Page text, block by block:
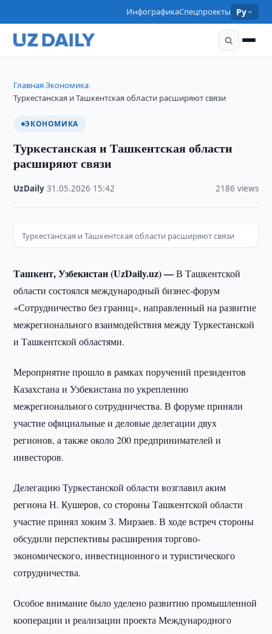
ИнфографикаСпецпроекты Ру
Главная›Экономика›
Туркестанская и Ташкентская области расширяют связи
ЭКОНОМИКА
Туркестанская и Ташкентская области
расширяют связи
UzDaily ·31.05.2026 15:42 2186 views
Туркестанская и Ташкентская области расширяют связи
Ташкент, Узбекистан (UzDaily.uz) —В Ташкентской
области состоялся международный бизнес-форум
«Сотрудничество без границ», направленный на развитие
межрегионального взаимодействия между Туркестанской
и Ташкентской областями.
Мероприятие прошло в рамках поручений президентов
Казахстана и Узбекистана по укреплению
межрегионального сотрудничества. В форуме приняли
участие официальные и деловые делегации двух
регионов, а также около 200 предпринимателей и
инвесторов.
Делегацию Туркестанской области возглавил аким
региона Н. Кушеров, со стороны Ташкентской области
участие принял хоким З. Мирзаев. В ходе встреч стороны
обсудили перспективы расширения торгово-
экономического, инвестиционного и туристического
сотрудничества.
Особое внимание было уделено развитию промышленной
кооперации и реализации проекта Международного